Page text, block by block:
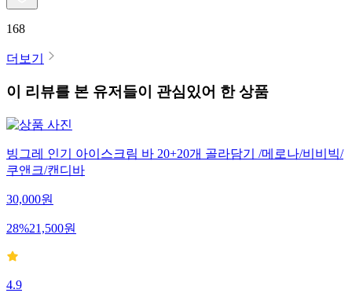
168
더보기
이 리뷰를 본 유저들이 관심있어 한 상품
빙그레 인기 아이스크림 바 20+20개 골라담기 /메로나/비비빅/
쿠앤크/캔디바
30,000원
28%21,500원
4.9